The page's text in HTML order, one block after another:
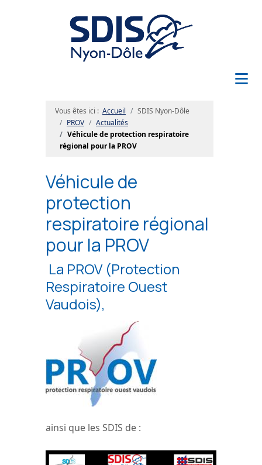
≡
Vous êtes ici : Accueil
SDIS Nyon-Dôle
PROV
Actualités
Véhicule de protection respiratoire
régional pour la PROV
Véhicule de
protection
respiratoire régional
pour la PROV
La PROV (Protection
Respiratoire Ouest
Vaudois),
ainsi que les SDIS de :